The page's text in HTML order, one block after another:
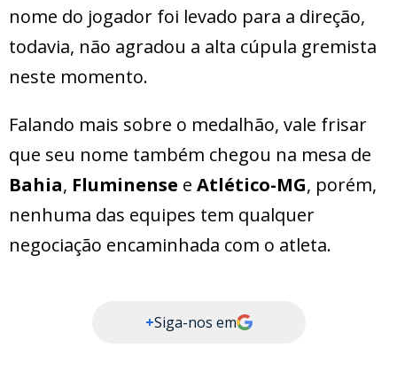
nome do jogador foi levado para a direção,
todavia, não agradou a alta cúpula gremista
neste momento.
Falando mais sobre o medalhão, vale frisar
que seu nome também chegou na mesa de
Bahia, Fluminense e Atlético-MG, porém,
nenhuma das equipes tem qualquer
negociação encaminhada com o atleta.
+Siga-nos em